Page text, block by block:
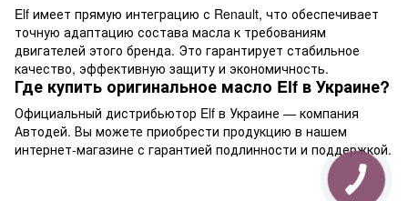
Elf имеет прямую интеграцию с Renault, что обеспечивает
точную адаптацию состава масла к требованиям
двигателей этого бренда. Это гарантирует стабильное
качество, эффективную защиту и экономичность.
Где купить оригинальное масло Elf в Украине?
Официальный дистрибьютор Elf в Украине — компания
Автодей. Вы можете приобрести продукцию в нашем
интернет-магазине с гарантией подлинности и поддержкой.